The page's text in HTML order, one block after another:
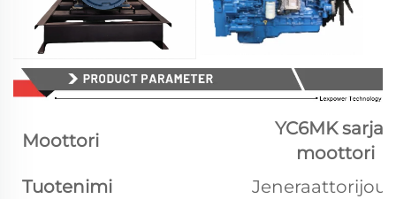
Moottori
YC6MK sarjan
moottori
Tuotenimi